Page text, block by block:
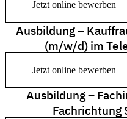
Jetzt online bewerben
Ausbildung –
(m/w/d) im
Jetzt online bewerben
Ausbildung –
Fachrichtung